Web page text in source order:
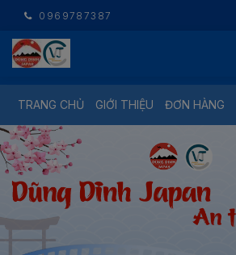
0969787387
TRANG CHỦ GIỚI THIỆU ĐƠN HÀNG